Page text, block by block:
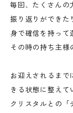
毎回、たくさんの
振り返りができた
身で確信を持って
その時の持ち主様
お迎えされるまで
きる状態に整えて
クリスタルとの「